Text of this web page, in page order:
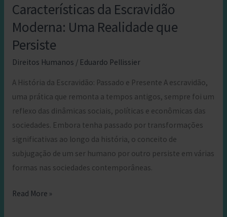
Características da Escravidão
Moderna: Uma Realidade que
Persiste
Direitos Humanos / Eduardo Pellissier
A História da Escravidão: Passado e Presente A escravidão,
uma prática que remonta a tempos antigos, sempre foi um
reflexo das dinâmicas sociais, políticas e econômicas das
sociedades. Embora tenha passado por transformações
significativas ao longo da história, o conceito de
subjugação de um ser humano por outro persiste em várias
formas nas sociedades contemporâneas.
Características
Read More »